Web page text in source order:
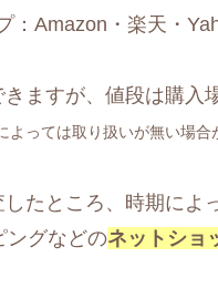
：Amazon・楽天・
ますが、値段は購入
よっては取り扱いが無い場合
したところ、時期に
ングなどのネットショ